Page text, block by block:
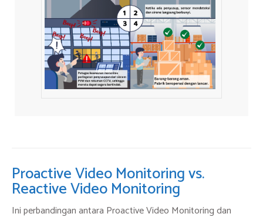
Proactive Video Monitoring vs.
Reactive Video Monitoring
Ini perbandingan antara Proactive Video Monitoring dan